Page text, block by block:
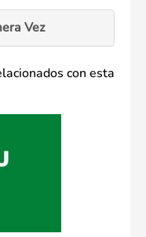
Vez
con esta